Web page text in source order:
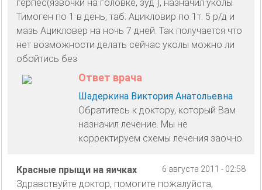
герпес(язвочки на головке, зуд ), назначил уколы
Тимоген по 1 в день, таб. Ацикловир по 1т. 5 р/д и
мазь Ацикловер на ночь 7 дней. Так получается что
нет возможности делать сейчас уколы можно ли
обойтись без
Ответ врача
Шадеркина Виктория Анатольевна
Обратитесь к доктору, который Вам
назначил лечение. Мы не
корректируем схемы лечения заочно.
6 августа 2011 - 02:58
Красные прыщи на яичках
Здравствуйте доктор, помогите пожалуйста,